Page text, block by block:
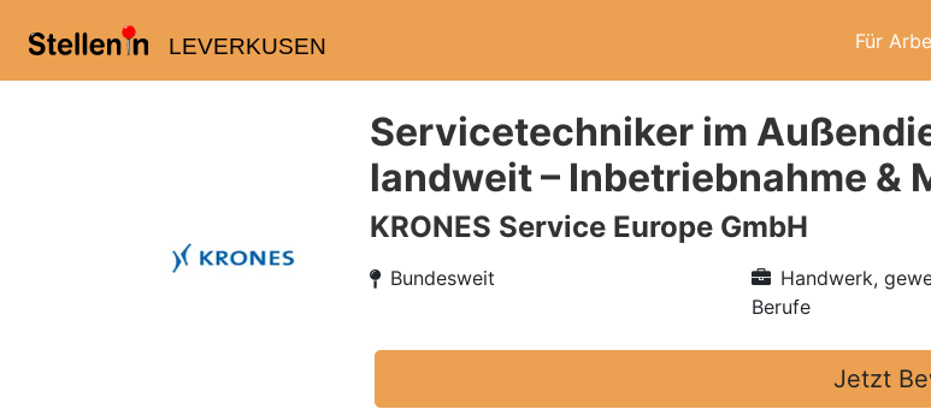
LEVERKUSEN Für
Servicetechniker im
landweit – Inbetriebnahme &
KRONES Service Europe GmbH
Bundesweit
Handwerk,
Berufe
Jetzt